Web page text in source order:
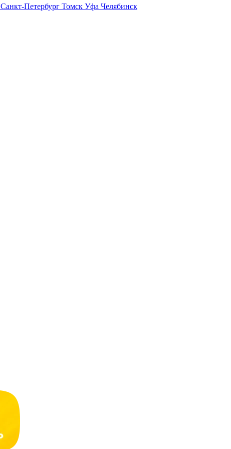
Санкт-Петербург Томск Уфа Челябинск